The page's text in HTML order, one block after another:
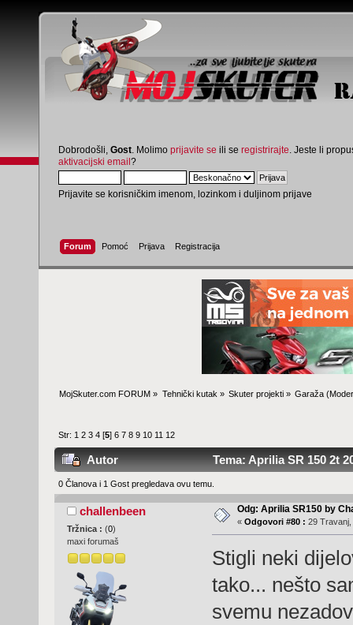
Dobrodošli, Gost . Molimo prijavite se ili se registrirajte . Jeste li
aktivacijski email?
Prijavite se korisničkim imenom, lozinkom i duljinom prijave
Forum Pomoć Prijava Registracija
MojSkuter.com FORUM » Tehnički kutak » Skuter projekti» Garaža
Str: 1 2 3 4 [5]6 7 8 9 10 11 12
Autor Tema: Aprilia SR 150 2t
0 Članova i 1 Gost pregledava ovu temu.
challenbeen
Tržnica : (0)
maxi forumaš
Odg: Aprilia SR150 by
« Odgovori #80 : 29 Travanj,
Stigli neki
tako... nešto
svemu